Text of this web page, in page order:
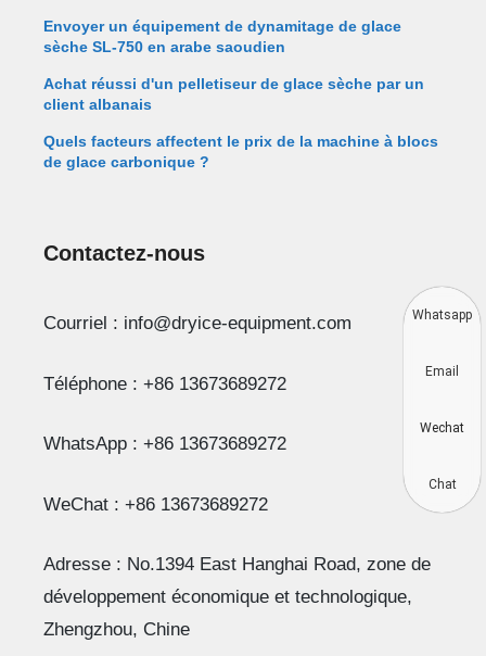
Envoyer un équipement de dynamitage de glace
sèche SL-750 en arabe saoudien
Achat réussi d'un pelletiseur de glace sèche par un
client albanais
Quels facteurs affectent le prix de la machine à blocs
de glace carbonique ?
Contactez-nous
Courriel : info@dryice-equipment.com
Téléphone : +86 13673689272
WhatsApp : +86 13673689272
WeChat : +86 13673689272
Adresse : No.1394 East Hanghai Road, zone de
développement économique et technologique,
Zhengzhou, Chine
Whatsapp
Email
Wechat
Chat